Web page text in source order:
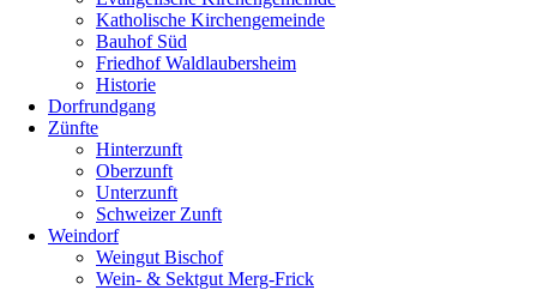
Katholische Kirchengemeinde
Bauhof Süd
Friedhof Waldlaubersheim
Historie
Dorfrundgang
Zünfte
Hinterzunft
Oberzunft
Unterzunft
Schweizer Zunft
Weindorf
Weingut Bischof
Wein- & Sektgut Merg-Frick